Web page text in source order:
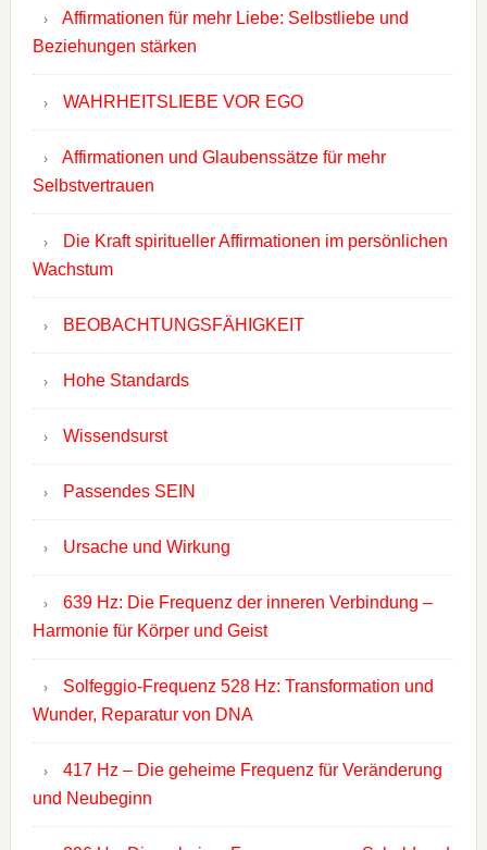
Affirmationen für mehr Liebe: Selbstliebe und
Beziehungen stärken
WAHRHEITSLIEBE VOR EGO
Affirmationen und Glaubenssätze für mehr
Selbstvertrauen
Die Kraft spiritueller Affirmationen im persönlichen
Wachstum
BEOBACHTUNGSFÄHIGKEIT
Hohe Standards
Wissendsurst
Passendes SEIN
Ursache und Wirkung
639 Hz: Die Frequenz der inneren Verbindung –
Harmonie für Körper und Geist
Solfeggio-Frequenz 528 Hz: Transformation und
Wunder, Reparatur von DNA
417 Hz – Die geheime Frequenz für Veränderung
und Neubeginn